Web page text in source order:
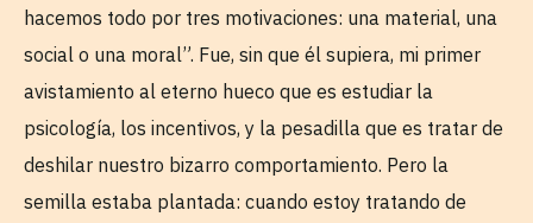
hacemos todo por tres motivaciones: una material, una
social o una moral”. Fue, sin que él supiera, mi primer
avistamiento al eterno hueco que es estudiar la
psicología, los incentivos, y la pesadilla que es tratar de
deshilar nuestro bizarro comportamiento. Pero la
semilla estaba plantada: cuando estoy tratando de